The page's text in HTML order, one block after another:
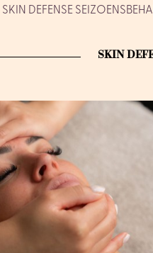
SKIN DEFENSE
SKIN